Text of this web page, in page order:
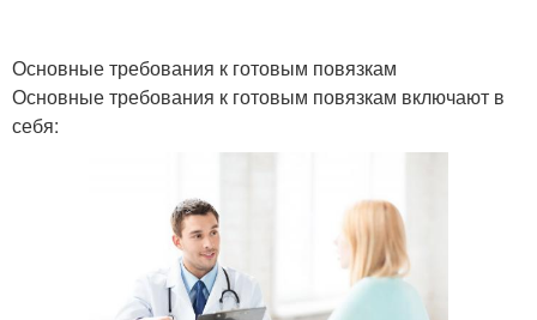
Основные требования к готовым повязкам
Основные требования к готовым повязкам включают в
себя: